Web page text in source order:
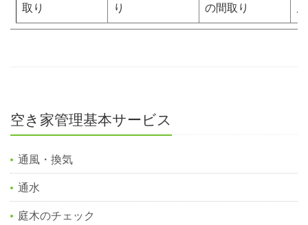
取り
り
の間取り
空き家管理基本サービス
通風・換気
通水
庭木のチェック